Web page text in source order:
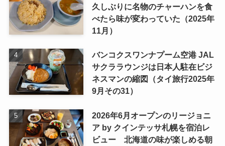
久しぶりに名物のチャーハンを食
べたら味が変わっていた（2025年
11月）
バンコクスワンナプーム空港 JAL
サクララウンジは日本人駐在ビジ
ネスマンの縮図（タイ旅行2025年
9月その31）
2026年6月オープンのリージョニ
ア by クインテッサ札幌を宿泊レ
ビュー 北海道の味が楽しめる朝